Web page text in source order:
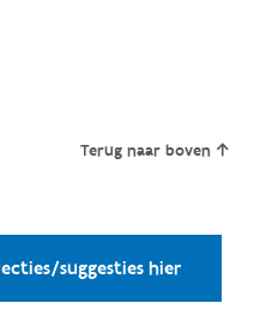
Terug naar boven
suggesties hier